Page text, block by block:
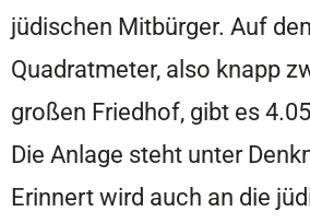
jüdischen Mitbürger. Auf
Quadratmeter, also knapp
großen Friedhof, gibt es
Die Anlage steht unter
Erinnert wird auch an die